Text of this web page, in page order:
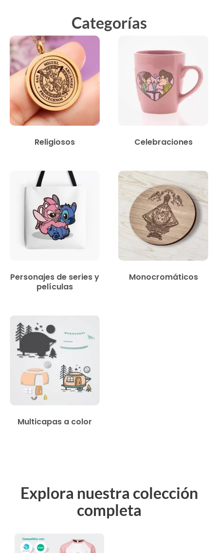
Categorías
Religiosos Celebraciones
Personajes de series y
películas
Monocromáticos
Multicapas a color
Explora nuestra colección
completa